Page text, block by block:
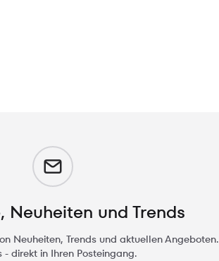
Neuheiten und Trends
Neuheiten, Trends und aktuellen Angeboten.
- direkt in Ihren Posteingang.